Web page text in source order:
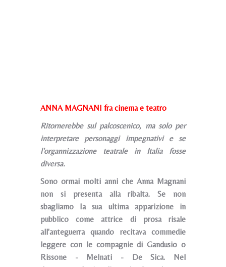
ANNA MAGNANI fra cinema e teatro
Ritornerebbe sul palcoscenico, ma solo per
interpretare personaggi impegnativi e se
l'organnizzazione teatrale in Italia fosse
diversa.
Sono ormai molti anni che Anna Magnani
non si presenta alla ribalta. Se non
sbagliamo Ia sua ultima apparizione in
pubblico come attrice di prosa risale
all'anteguerra quando recitava commedie
leggere con le compagnie di Gandusio o
Rissone - Melnati - De Sica. Nel